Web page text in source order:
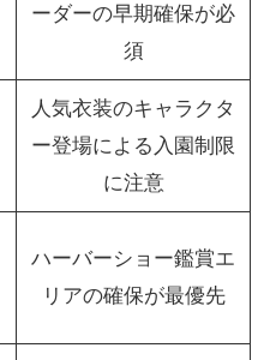
ーダーの早期確保が必
須
人気衣装のキャラクタ
ー登場による入園制限
に注意
ハーバーショー鑑賞エ
リアの確保が最優先